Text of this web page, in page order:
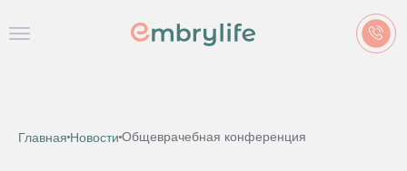
Главная Новости Общеврачебная конференция